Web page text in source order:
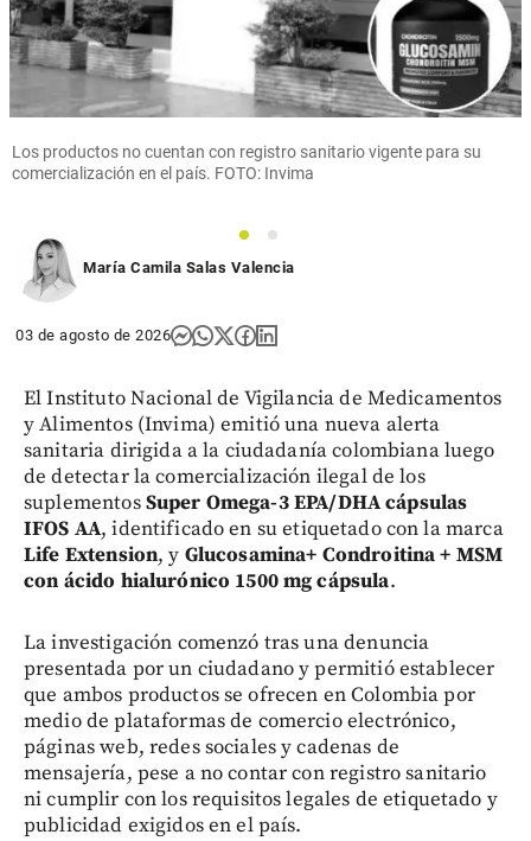
Los productos no cuentan con registro sanitario vigente para su
comercialización en el país. FOTO: Invima
1
2
María Camila Salas Valencia
03 de agosto de 2026
El Instituto Nacional de Vigilancia de Medicamentos
y Alimentos (Invima) emitió una nueva alerta
sanitaria dirigida a la ciudadanía colombiana luego
de detectar la comercialización ilegal de los
suplementosSuper Omega-3 EPA/DHA cápsulas
IFOS AA, identificado en su etiquetado con la marca
Life Extension, y Glucosamina+ Condroitina + MSM
con ácido hialurónico 1500 mg cápsula.
La investigación comenzó tras una denuncia
presentada por un ciudadano y permitió establecer
que ambos productos se ofrecen en Colombia por
medio de plataformas de comercio electrónico,
páginas web, redes sociales y cadenas de
mensajería, pese a no contar con registro sanitario
ni cumplir con los requisitos legales de etiquetado y
publicidad exigidos en el país.